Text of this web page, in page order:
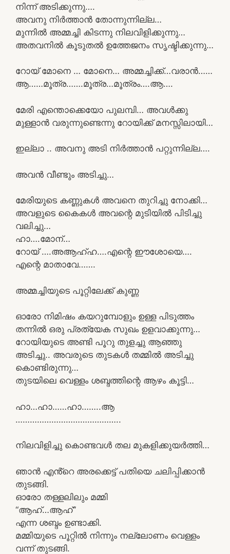
നിന്ന് അടിക്കുന്നു….
അവനു നിർത്താൻ തോന്നുന്നില്ല…
മുന്നിൽ അമ്മച്ചി കിടന്നു നിലവിളിക്കുന്നു…
അതവനിൽ കൂടുതൽ ഉത്തേജനം സൃഷ്ടിക്കുന്നു…
റോയ് മോനെ … മോനെ… അമ്മച്ചിക്ക്…വരാൻ……
ആ……മൂത്ര…….മൂത്ര…മൂത്രം….ആ….
മേരി എന്തൊക്കെയോ പുലമ്പി… അവൾക്കു
മുള്ളാൻ വരുന്നുണ്ടെന്നു റോയിക്ക് മനസ്സിലായി…
ഇല്ലാ .. അവനു അടി നിർത്താൻ പറ്റുന്നില്ല….
അവൻ വീണ്ടും അടിച്ചു…
മേരിയുടെ കണ്ണുകൾ അവനെ തുറിച്ചു നോക്കി…
അവളുടെ കൈകൾ അവന്റെ മുടിയിൽ പിടിച്ചു
വലിച്ചു…
ഹാ….മോന്…
റോയ് ….അആഹ്ഹ….എന്റെ ഈശോയെ….
എന്റെ മാതാവേ…….
അമ്മച്ചിയുടെ പൂറ്റിലേക്ക് കുണ്ണ
ഓരോ നിമിഷം കയറുമ്പോളും ഉള്ള പിടുത്തം
തന്നിൽ ഒരു പ്രത്യേക സുഖം ഉളവാക്കുന്നു…
റോയിയുടെ അണ്ടി പൂറു തുളച്ചു ആഞ്ഞു
അടിച്ചു.. അവരുടെ തുടകൾ തമ്മിൽ അടിച്ചു
കൊണ്ടിരുന്നു…
തുടയിലെ വെള്ളം ശബ്ദത്തിന്റെ ആഴം കൂട്ടി…
ഹാ…ഹാ……ഹാ……..ആ
……………………………………..
നിലവിളിച്ചു കൊണ്ടവൾ തല മുകളിക്കുയർത്തി…
ഞാൻ എൻ്റെ അരക്കെട്ട് പതിയെ ചലിപ്പിക്കാൻ
തുടങ്ങി.
ഓരോ തള്ളലിലും മമ്മി
“ആഹ്…ആഹ്”
എന്ന ശബ്ദം ഉണ്ടാക്കി.
മമ്മിയുടെ പൂറ്റിൽ നിന്നും നല്ലോണം വെള്ളം
വന്ന് തുടങ്ങി.